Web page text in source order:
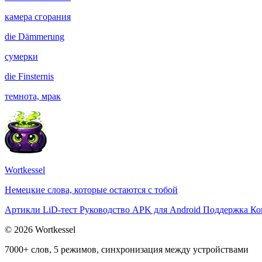
камера сгорания
die Dämmerung
сумерки
die Finsternis
темнота, мрак
Wortkessel
Немецкие слова, которые остаются с тобой
Артикли LiD-тест Руководство APK для Android Поддержка
© 2026 Wortkessel
7000+ слов, 5 режимов, синхронизация между устройствами